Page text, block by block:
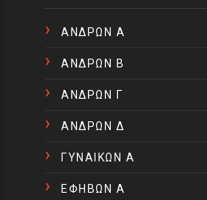
ΑΝΔΡΩΝ Α
ΑΝΔΡΩΝ Β
ΑΝΔΡΩΝ Γ
ΑΝΔΡΩΝ Δ
ΓΥΝΑΙΚΩΝ Α
ΕΦΗΒΩΝ Α